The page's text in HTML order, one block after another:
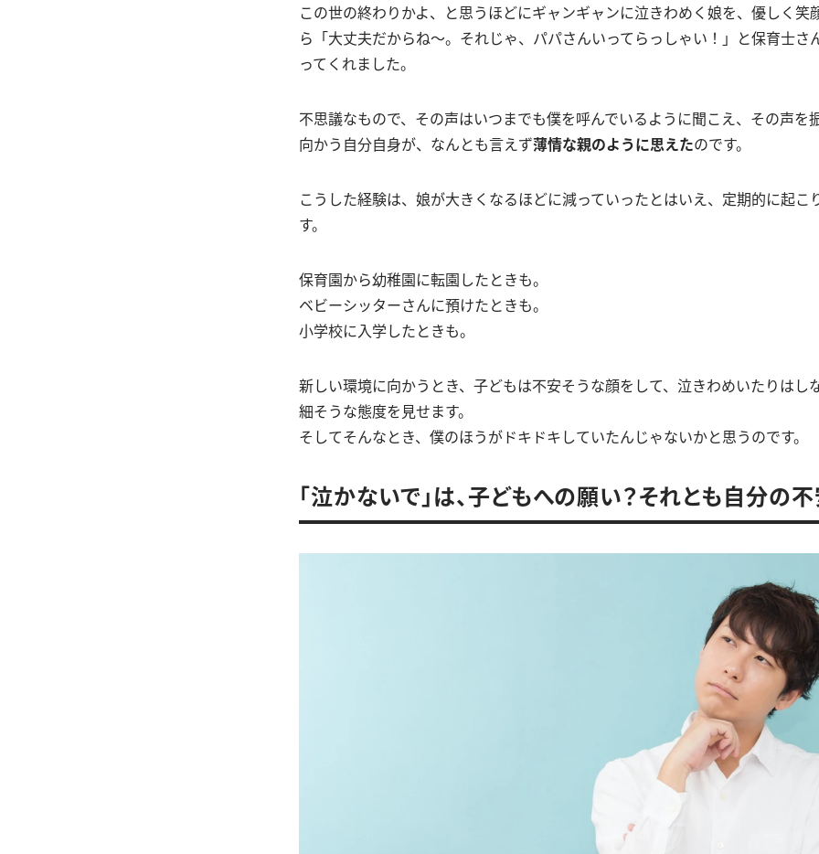
この世の終わりかよ、と思うほどにギャンギャンに泣きわめく娘を、優しく笑
ら「大丈夫だからね〜。それじゃ、パパさんいってらっしゃい！」と保育士さ
ってくれました。
不思議なもので、その声はいつまでも僕を呼んでいるように聞こえ、その声を
向かう自分自身が、なんとも言えず薄情な親のように思えたのです。
こうした経験は、娘が大きくなるほどに減っていったとはいえ、定期的に起こ
す。
保育園から幼稚園に転園したときも。
ベビーシッターさんに預けたときも。
小学校に入学したときも。
新しい環境に向かうとき、子どもは不安そうな顔をして、泣きわめいたりはし
細そうな態度を見せます。
そしてそんなとき、僕のほうがドキドキしていたんじゃないかと思うのです。
「泣かないで」は、子どもへの願い？それとも自分の